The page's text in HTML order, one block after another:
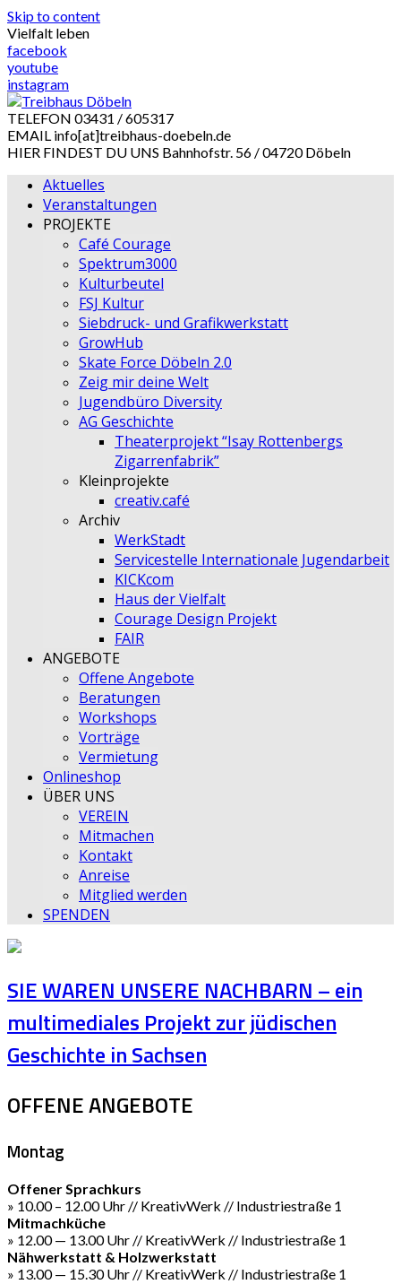
Skip to content
Vielfalt leben
facebook
youtube
instagram
TELEFON 03431 / 605317
EMAIL info[at]treibhaus-doebeln.de
HIER FINDEST DU UNS Bahnhofstr. 56 / 04720 Döbeln
Aktuelles
Veranstaltungen
PROJEKTE
Café Courage
Spektrum3000
Kulturbeutel
FSJ Kultur
Siebdruck- und Grafikwerkstatt
GrowHub
Skate Force Döbeln 2.0
Zeig mir deine Welt
Jugendbüro Diversity
AG Geschichte
Theaterprojekt “Isay Rottenbergs
Zigarrenfabrik”
Kleinprojekte
creativ.café
Archiv
WerkStadt
Servicestelle Internationale Jugendarbeit
KICKcom
Haus der Vielfalt
Courage Design Projekt
FAIR
ANGEBOTE
Offene Angebote
Beratungen
Workshops
Vorträge
Vermietung
Onlineshop
ÜBER UNS
VEREIN
Mitmachen
Kontakt
Anreise
Mitglied werden
SPENDEN
SIE WAREN UNSERE NACHBARN – ein
multimediales Projekt zur jüdischen
Geschichte in Sachsen
OFFENE ANGEBOTE
Montag
Offener Sprachkurs
» 10.00 – 12.00 Uhr // KreativWerk // Industriestraße 1
Mitmachküche
» 12.00 — 13.00 Uhr // KreativWerk // Industriestraße 1
Nähwerkstatt & Holzwerkstatt
» 13.00 — 15.30 Uhr // KreativWerk // Industriestraße 1